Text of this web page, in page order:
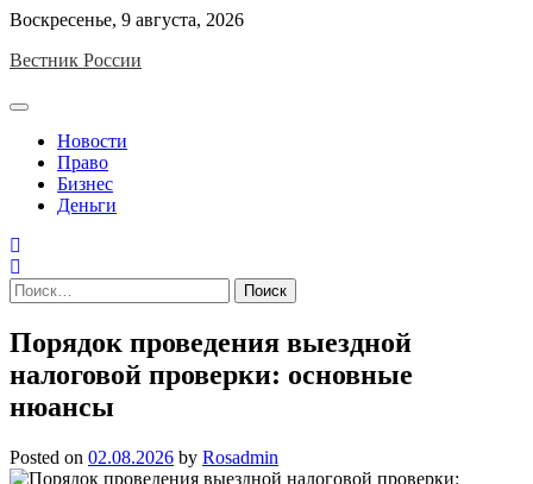
Skip
content
Воскресенье, 9 августа, 2026
Вестник России
Новости
Право
Бизнес
Деньги
Найти:
Порядок проведения выездной
налоговой проверки: основные
нюансы
Posted on 02.08.2026 by Rosadmin